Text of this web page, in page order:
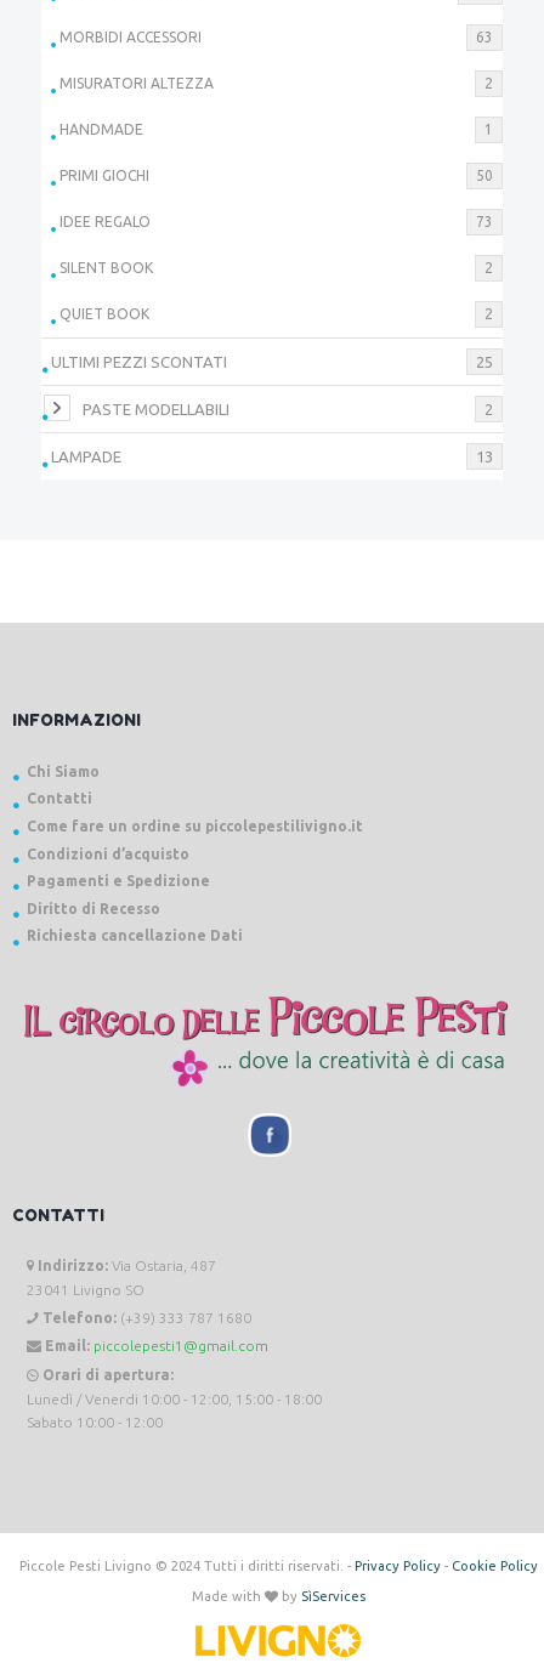
MORBIDI ACCESSORI 63
MISURATORI ALTEZZA 2
HANDMADE 1
PRIMI GIOCHI 50
IDEE REGALO 73
SILENT BOOK 2
QUIET BOOK 2
ULTIMI PEZZI SCONTATI 25
PASTE MODELLABILI 2
LAMPADE 13
INFORMAZIONI
Chi Siamo
Contatti
Come fare un ordine su piccolepestilivigno.it
Condizioni d’acquisto
Pagamenti e Spedizione
Diritto di Recesso
Richiesta cancellazione Dati
CONTATTI
Indirizzo: Via Ostaria, 487
23041 Livigno SO
Telefono: (+39) 333 787 1680
Email: piccolepesti1@gmail.com
Orari di apertura:
Lunedì / Venerdi 10:00 - 12:00, 15:00 - 18:00
Sabato 10:00 - 12:00
Piccole Pesti Livigno © 2024 Tutti i diritti riservati. - Privacy Policy- Cookie Policy
Made with by SìServices